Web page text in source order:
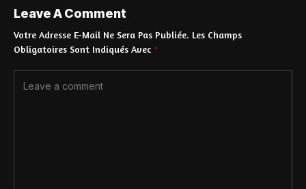
Leave A Comment
Votre Adresse E-Mail Ne Sera Pas Publiée. Les Champs
Obligatoires Sont Indiqués Avec *